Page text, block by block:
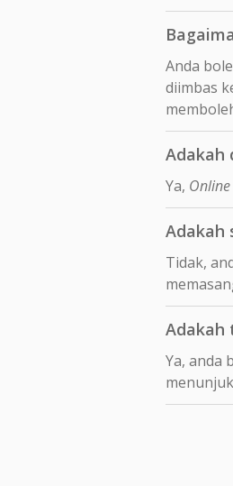
Anda
diimbas
Adakah
Ya,
Adakah
Tidak,
Adakah
Ya, anda